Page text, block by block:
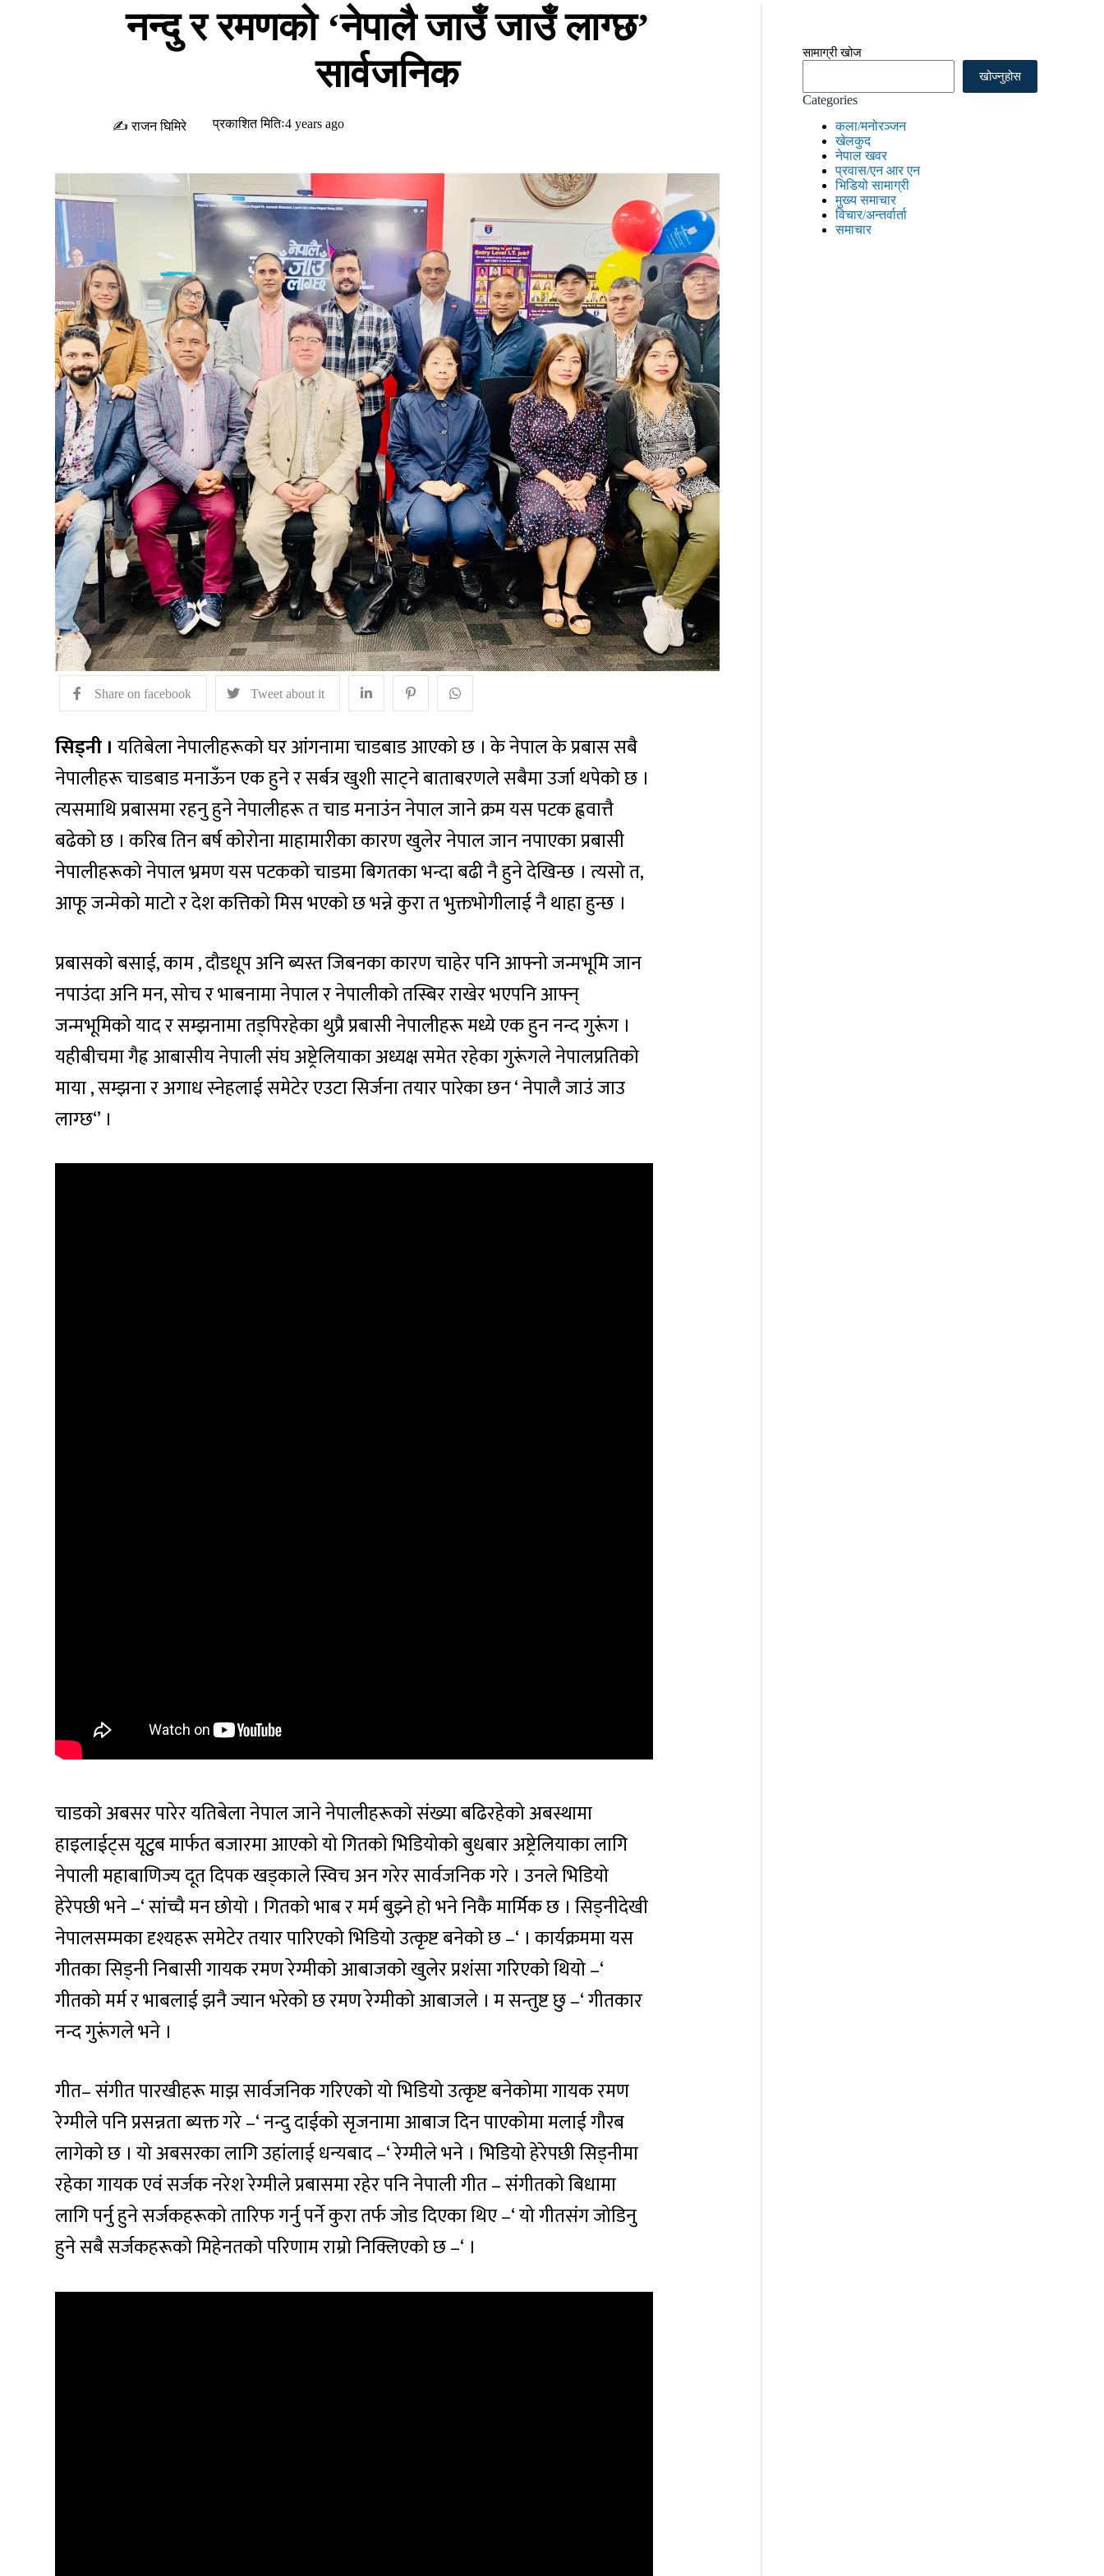
नन्दु र रमणको ‘नेपालै जाउँ जाउँ लाग्छ’
सार्वजनिक
✍ राजन घिमिरे प्रकाशित मितिः4 years ago
Share on facebook Tweet about it
सिड्नी । यतिबेला नेपालीहरूको घर आंगनामा चाडबाड आएको छ । के नेपाल के प्रबास सबै
नेपालीहरू चाडबाड मनाऊँन एक हुने र सर्बत्र खुशी साट्ने बाताबरणले सबैमा उर्जा थपेको छ ।
त्यसमाथि प्रबासमा रहनु हुने नेपालीहरू त चाड मनाउंन नेपाल जाने क्रम यस पटक ह्ववात्तै
बढेको छ । करिब तिन बर्ष कोरोना माहामारीका कारण खुलेर नेपाल जान नपाएका प्रबासी
नेपालीहरूको नेपाल भ्रमण यस पटकको चाडमा बिगतका भन्दा बढी नै हुने देखिन्छ । त्यसो त,
आफू जन्मेको माटो र देश कत्तिको मिस भएको छ भन्ने कुरा त भुक्तभोगीलाई नै थाहा हुन्छ ।
प्रबासको बसाई, काम , दौडधूप अनि ब्यस्त जिबनका कारण चाहेर पनि आफ्नो जन्मभूमि जान
नपाउंदा अनि मन, सोच र भाबनामा नेपाल र नेपालीको तस्बिर राखेर भएपनि आफ्न्
जन्मभूमिको याद र सम्झनामा तड्पिरहेका थुप्रै प्रबासी नेपालीहरू मध्ये एक हुन नन्द गुरूंग ।
यहीबीचमा गैह्र आबासीय नेपाली संघ अष्ट्रेलियाका अध्यक्ष समेत रहेका गुरूंगले नेपालप्रतिको
माया , सम्झना र अगाध स्नेहलाई समेटेर एउटा सिर्जना तयार पारेका छन ‘ नेपालै जाउं जाउ
लाग्छ‘’ ।
चाडको अबसर पारेर यतिबेला नेपाल जाने नेपालीहरूको संख्या बढिरहेको अबस्थामा
हाइलाईट्स यूटुब मार्फत बजारमा आएको यो गितको भिडियोको बुधबार अष्ट्रेलियाका लागि
नेपाली महाबाणिज्य दूत दिपक खड्काले स्विच अन गरेर सार्वजनिक गरे । उनले भिडियो
हेरेपछी भने –‘ सांच्चै मन छोयो । गितको भाब र मर्म बुझ्ने हो भने निकै मार्मिक छ । सिड्नीदेखी
नेपालसम्मका दृश्यहरू समेटेर तयार पारिएको भिडियो उत्कृष्ट बनेको छ –‘ । कार्यक्रममा यस
गीतका सिड्नी निबासी गायक रमण रेग्मीको आबाजको खुलेर प्रशंसा गरिएको थियो –‘
गीतको मर्म र भाबलाई झनै ज्यान भरेको छ रमण रेग्मीको आबाजले । म सन्तुष्ट छु –‘ गीतकार
नन्द गुरूंगले भने ।
गीत– संगीत पारखीहरू माझ सार्वजनिक गरिएको यो भिडियो उत्कृष्ट बनेकोमा गायक रमण
रेग्मीले पनि प्रसन्नता ब्यक्त गरे –‘ नन्दु दाईको सृजनामा आबाज दिन पाएकोमा मलाई गौरब
लागेको छ । यो अबसरका लागि उहांलाई धन्यबाद –‘ रेग्मीले भने । भिडियो हेरेपछी सिड्नीमा
रहेका गायक एवं सर्जक नरेश रेग्मीले प्रबासमा रहेर पनि नेपाली गीत – संगीतको बिधामा
लागि पर्नु हुने सर्जकहरूको तारिफ गर्नु पर्ने कुरा तर्फ जोड दिएका थिए –‘ यो गीतसंग जोडिनु
हुने सबै सर्जकहरूको मिहेनतको परिणाम राम्रो निक्लिएको छ –‘ ।
सामाग्री खोज
खोज्नुहोस
Categories
कला/मनोरञ्जन
खेलकुद
नेपाल खवर
प्रवास/एन आर एन
भिडियो सामाग्री
मुख्य समाचार
विचार/अन्तर्वार्ता
समाचार